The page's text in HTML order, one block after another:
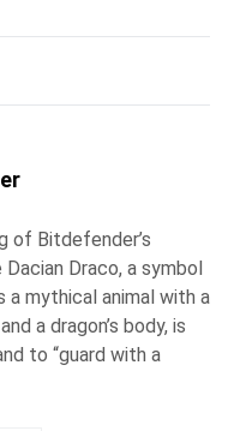
of Bitdefender’s
Draco, a symbol
mythical animal with a
a dragon’s body, is
to “guard with a